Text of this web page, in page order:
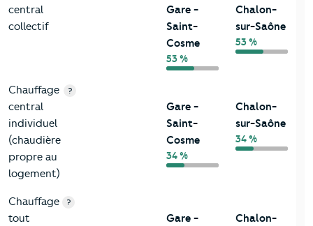
central
collectif
Gare -
Saint-
Cosme
53 %
Chalon-
sur-Saône
53 %
Chauffage
central
individuel
(chaudière
propre au
logement)
?
Gare -
Saint-
Cosme
34 %
Chalon-
sur-Saône
34 %
Chauffage
tout
?
Gare - Chalon-